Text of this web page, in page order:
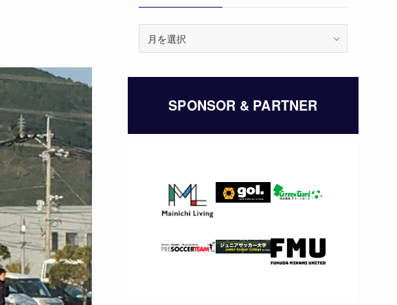
イ
SPONSOR & PARTNER